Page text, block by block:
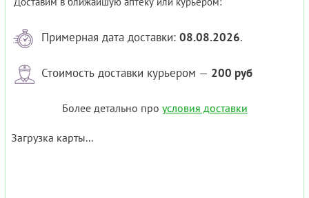
Примерная дата доставки: 08.08.2026.
Стоимость доставки курьером — 200 руб
Более детально про условия доставки
Загрузка карты...